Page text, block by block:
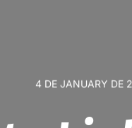
4 DE JANUARY DE